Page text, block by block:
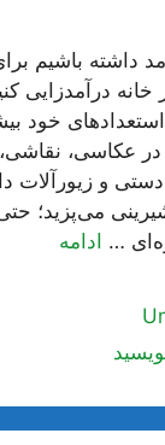
داشته باشیم
درآمدزایی
خود
عکاسی،
و زیورآلات
می‌پزید؛
… ادامه